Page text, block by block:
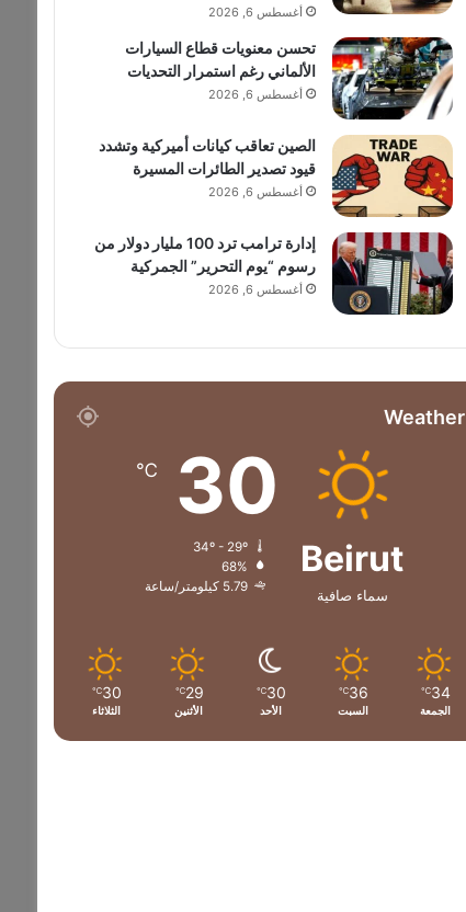
أغسطس 6, 2026
تحسن معنويات قطاع السيارات
الألماني رغم استمرار التحديات
أغسطس 6, 2026
الصين تعاقب كيانات أميركية وتشدد
قيود تصدير الطائرات المسيرة
أغسطس 6, 2026
إدارة ترامب ترد 100 مليار دولار من
رسوم “يوم التحرير” الجمركية
أغسطس 6, 2026
Weather
Beirut
سماء صافية
30
℃
68%
5.79 كيلومتر/ساعة
34
℃
الجمعة
36
℃
السبت
30
℃
الأحد
29
℃
الأثنين
30
℃
الثلاثاء